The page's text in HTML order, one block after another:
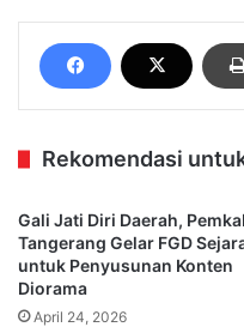
Rekomendasi
Gali Jati Diri Daerah,
Tangerang Gelar FGD
untuk Penyusunan Konten
Diorama
April 24, 2026